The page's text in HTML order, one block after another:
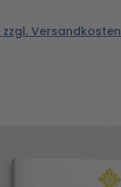
zzgl. Versandkosten